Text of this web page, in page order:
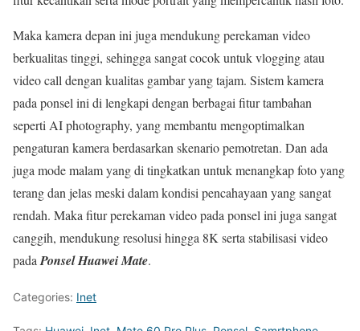
Maka kamera depan ini juga mendukung perekaman video
berkualitas tinggi, sehingga sangat cocok untuk vlogging atau
video call dengan kualitas gambar yang tajam. Sistem kamera
pada ponsel ini di lengkapi dengan berbagai fitur tambahan
seperti AI photography, yang membantu mengoptimalkan
pengaturan kamera berdasarkan skenario pemotretan. Dan ada
juga mode malam yang di tingkatkan untuk menangkap foto yang
terang dan jelas meski dalam kondisi pencahayaan yang sangat
rendah. Maka fitur perekaman video pada ponsel ini juga sangat
canggih, mendukung resolusi hingga 8K serta stabilisasi video
pada Ponsel Huawei Mate.
Categories: Inet